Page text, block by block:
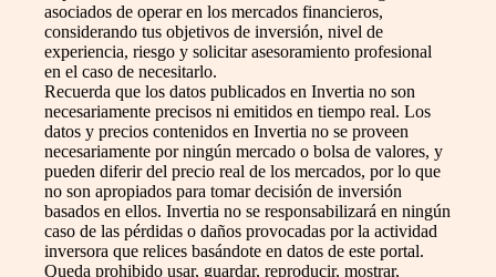
asociados de operar en los mercados financieros,
considerando tus objetivos de inversión, nivel de
experiencia, riesgo y solicitar asesoramiento profesional
en el caso de necesitarlo.
Recuerda que los datos publicados en Invertia no son
necesariamente precisos ni emitidos en tiempo real. Los
datos y precios contenidos en Invertia no se proveen
necesariamente por ningún mercado o bolsa de valores, y
pueden diferir del precio real de los mercados, por lo que
no son apropiados para tomar decisión de inversión
basados en ellos. Invertia no se responsabilizará en ningún
caso de las pérdidas o daños provocadas por la actividad
inversora que relices basándote en datos de este portal.
Queda prohibido usar, guardar, reproducir, mostrar,